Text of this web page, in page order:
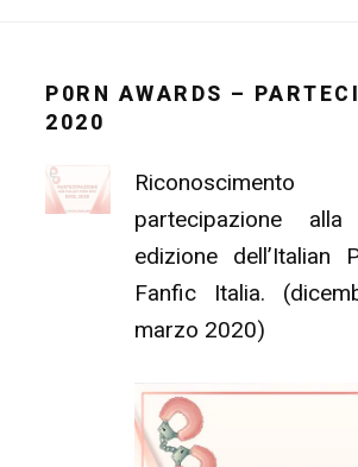
P0RN AWARDS –
2020
partecipazione alla
edizione dell’Italian
Fanfic Italia.
marzo 2020)